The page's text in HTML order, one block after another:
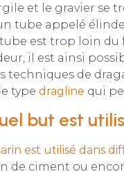
et le gravier
tube appelé
est trop loin du
il est ainsi
techniques de
type dragline qui
but est
est utilisé dans
de ciment ou